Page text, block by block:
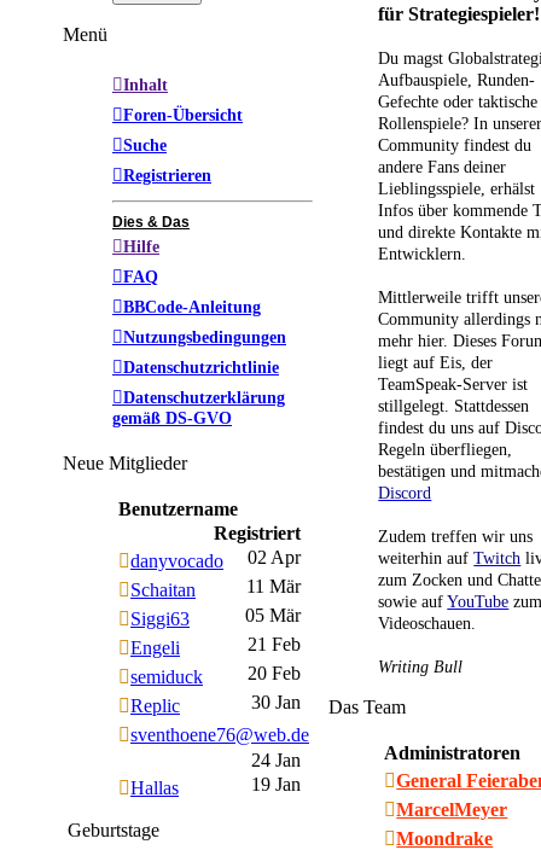
Menü
Inhalt
Foren-Übersicht
Suche
Registrieren
Dies & Das
Hilfe
FAQ
BBCode-Anleitung
Nutzungsbedingungen
Datenschutzrichtlinie
Datenschutzerklärung
gemäß DS-GVO
Neue Mitglieder
Benutzername
Registriert
danyvocado
02 Apr
Schaitan
11 Mär
Siggi63
05 Mär
Engeli
21 Feb
semiduck
20 Feb
Replic
30 Jan
sventhoene76@web.de
24 Jan
Hallas
19 Jan
Geburtstage
für Strategiespieler!
Du magst
Aufbauspiele, Runden-
Gefechte oder taktische
Rollenspiele? In
Community findest du
andere Fans deiner
Lieblingsspiele, erhälst
Infos über kommende
und direkte Kontakte
Entwicklern.
Mittlerweile trifft
Community allerdings
mehr hier. Dieses
liegt auf Eis, der
TeamSpeak-Server ist
stillgelegt. Stattdessen
findest du uns auf
Regeln überfliegen,
bestätigen und
Discord
Zudem treffen wir uns
weiterhin aufTwitch
zum Zocken und
sowie aufYouTube
Videoschauen.
Writing Bull
Das Team
Administratoren
General
MarcelMeyer
Moondrake